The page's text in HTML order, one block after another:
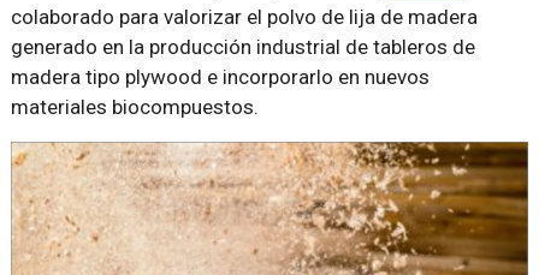
colaborado para valorizar el polvo de lija de madera
generado en la producción industrial de tableros de
madera tipo plywood e incorporarlo en nuevos
materiales biocompuestos.